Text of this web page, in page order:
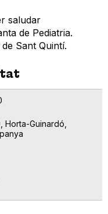
saludar
de Pediatria.
Sant Quintí.
Horta-Guinardó,